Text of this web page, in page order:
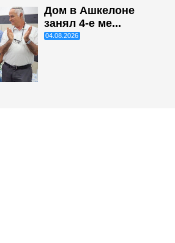
Дом в Ашкелоне
занял 4-е ме...
04.08.2026